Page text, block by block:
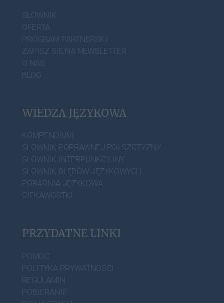
SŁOWNIK
OFERTA
PROGRAM PARTNERSKI
ZAPISZ SIĘ NA NEWSLETTER
O NAS
BLOG
WIEDZA JĘZYKOWA
KOMPENDIUM
SŁOWNIK POPRAWNEJ POLSZCZYZNY
SŁOWNIK INTERPUNKCYJNY
SŁOWNIK BŁĘDÓW JĘZYKOWYCH
PORADNIA JĘZYKOWA
CIEKAWOSTKI
PRZYDATNE LINKI
POMOC
POLITYKA PRYWATNOŚCI
REGULAMIN
POBIERANIE